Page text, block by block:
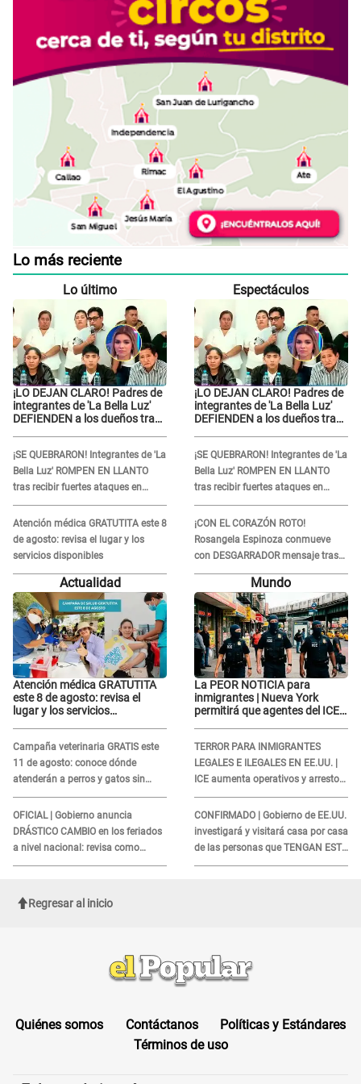
Lo más reciente
Lo último
¡LO DEJAN CLARO! Padres de
integrantes de 'La Bella Luz'
DEFIENDEN a los dueños tras
¡SE QUEBRARON! Integrantes de 'La
Bella Luz' ROMPEN EN LLANTO
tras recibir fuertes ataques en
redes por DENUNCIA de acoso
contra Naldy Saldaña
Atención médica GRATUTITA este 8
de agosto: revisa el lugar y los
servicios disponibles
Espectáculos
¡LO DEJAN CLARO! Padres de
integrantes de 'La Bella Luz'
DEFIENDEN a los dueños tras
¡SE QUEBRARON! Integrantes de 'La
Bella Luz' ROMPEN EN LLANTO
tras recibir fuertes ataques en
redes por DENUNCIA de acoso
contra Naldy Saldaña
¡CON EL CORAZÓN ROTO!
Rosangela Espinoza conmueve
con DESGARRADOR mensaje tras
terrible pérdida: "Descansa en
Actualidad
Atención médica GRATUTITA
este 8 de agosto: revisa el
lugar y los servicios
Campaña veterinaria GRATIS este
11 de agosto: conoce dónde
atenderán a perros y gatos sin
costo
OFICIAL | Gobierno anuncia
DRÁSTICO CAMBIO en los feriados
a nivel nacional: revisa como
quedarán los DÍAS LIBRES
Mundo
La PEOR NOTICIA para
inmigrantes | Nueva York
permitirá que agentes del ICE
TERROR PARA INMIGRANTES
LEGALES E ILEGALES EN EE.UU. |
ICE aumenta operativos y arrestos
a extranjeros en aeropuertos
CONFIRMADO | Gobierno de EE.UU.
investigará y visitará casa por casa
de las personas que TENGAN ESTE
TRABAJO
Regresar al inicio
Quiénes somos Contáctanos
Políticas y Estándares
Términos de uso